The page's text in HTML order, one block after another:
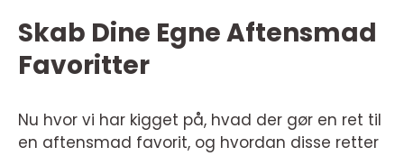
Skab Dine Egne Aftensmad
Favoritter
Nu hvor vi har kigget på, hvad der gør en ret til
en aftensmad favorit, og hvordan disse retter